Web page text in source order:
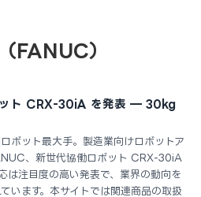
（FANUC）
ット CRX-30iA を発表 — 30kg
ボット最大手。製造業向けロボットア
、新世代協働ロボット CRX-30iA
注目度の高い発表で、業界の動向を
います。本サイトでは関連商品の取扱